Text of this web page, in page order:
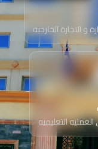
التجارة الخارجية
التعليميه